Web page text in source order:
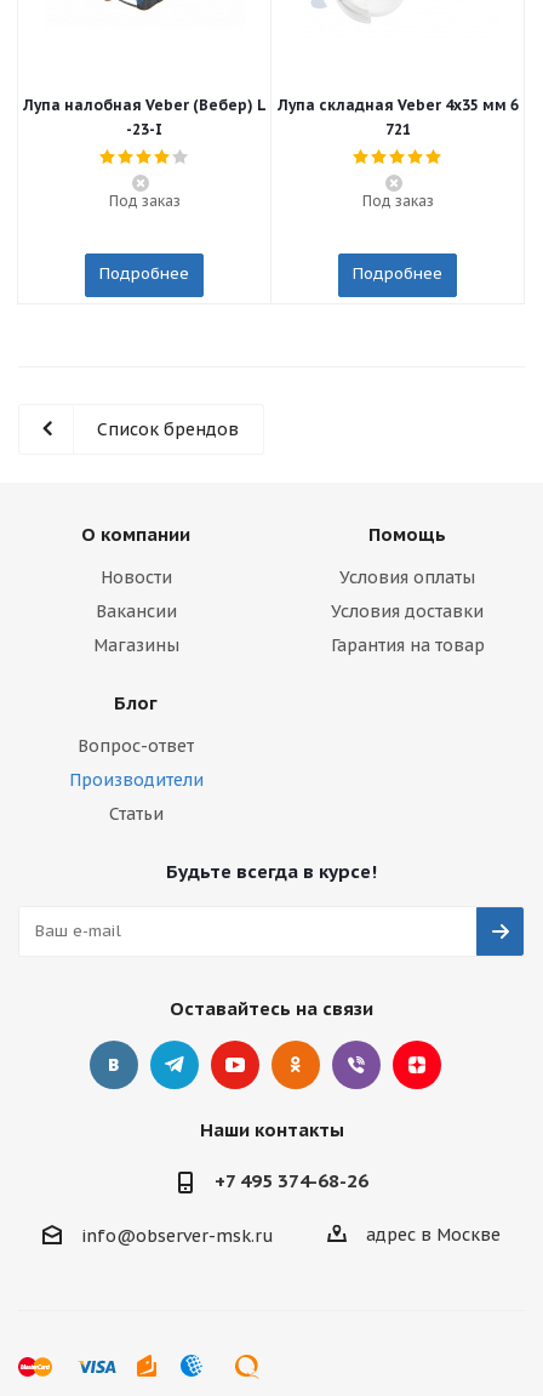
Лупа налобная Veber (Вебер) L
-23-I
Под заказ
Подробнее
Лупа складная Veber 4x35 мм 6
721
Под заказ
Подробнее
Список брендов
О компании
Новости
Вакансии
Магазины
Помощь
Условия оплаты
Условия доставки
Гарантия на товар
Блог
Вопрос-ответ
Производители
Статьи
Будьте всегда в курсе!
Оставайтесь на связи
Наши контакты
+7 495 374-68-26
info@observer-msk.ru адрес в Москве